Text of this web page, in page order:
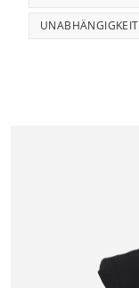
UNABHÄNGIGKEIT